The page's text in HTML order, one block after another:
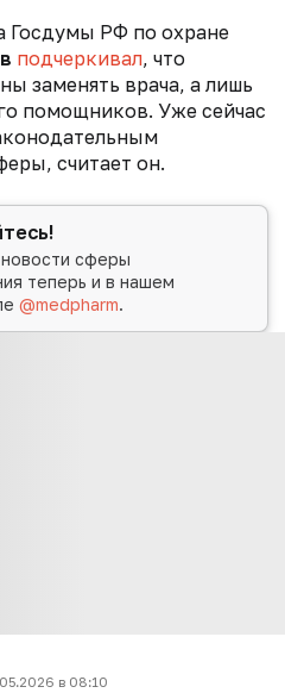
Госдумы РФ по охране
подчеркивал, что
заменять врача, а лишь
помощников. Уже сейчас
считает он.
сферы
теперь и в нашем
@medpharm.
в 08:10